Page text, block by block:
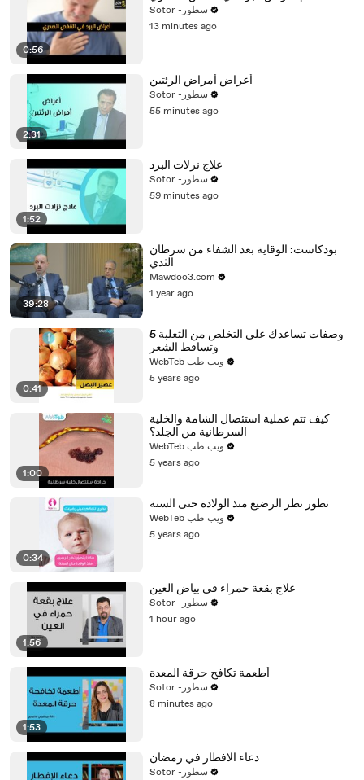
0:56
Sotor -سطور
13 minutes ago
2:31
أعراض أمراض الرئتين
Sotor -سطور
55 minutes ago
1:52
علاج نزلات البرد
Sotor -سطور
59 minutes ago
39:28
بودكاست: الوقاية بعد الشفاء من سرطان
الثدي
Mawdoo3.com
1 year ago
0:41
5 وصفات تساعدك على التخلص من الثعلبة
وتساقط الشعر
WebTeb ويب طب
5 years ago
1:00
كيف تتم عملية استئصال الشامة والخلية
السرطانية من الجلد؟
WebTeb ويب طب
5 years ago
0:34
تطور نظر الرضيع منذ الولادة حتى السنة
WebTeb ويب طب
5 years ago
1:56
علاج بقعة حمراء في بياض العين
Sotor -سطور
1 hour ago
1:53
أطعمة تكافح حرقة المعدة
Sotor -سطور
8 minutes ago
دعاء الافطار في رمضان
Sotor -سطور